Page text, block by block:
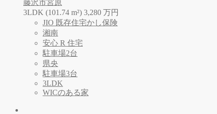
藤沢市宮原
3LDK (101.74 m²) 3,280 万円
JIO 既存住宅かし保険
湘南
安心 R 住宅
駐車場2台
県央
駐車場3台
3LDK
WICのある家